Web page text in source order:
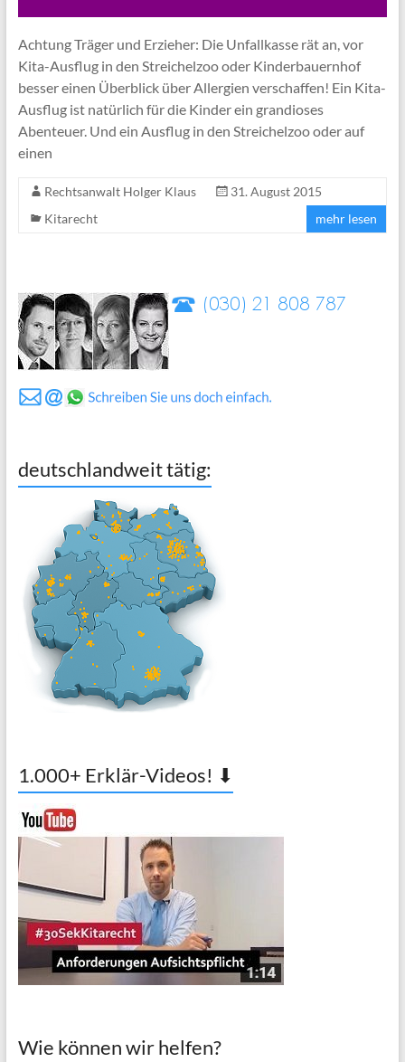
Achtung Träger und Erzieher: Die Unfallkasse rät an, vor
Kita-Ausflug in den Streichelzoo oder Kinderbauernhof
besser einen Überblick über Allergien verschaffen! Ein Kita-
Ausflug ist natürlich für die Kinder ein grandioses
Abenteuer. Und ein Ausflug in den Streichelzoo oder auf
einen
Rechtsanwalt Holger Klaus
31. August 2015
Kitarecht
mehr lesen
deutschlandweit tätig:
1.000+ Erklär-Videos! ⬇
Wie können wir helfen?